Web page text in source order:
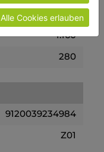
670
1.160
280
9120039234984
Z01
Alle Cookies erlauben